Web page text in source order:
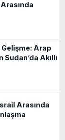
Arap
Akıllı
Arasında